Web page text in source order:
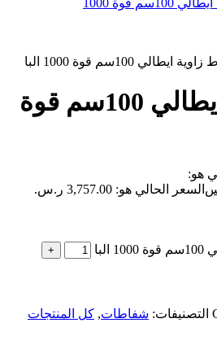
ايطالي 100سم قوة 1000 البا
شفاط زاوية ايطالي 100سم قوة
هو:
السعر الحالي هو: 3,757.00 ر.س.
التصنيفات: شفاطات, كل المنتجات